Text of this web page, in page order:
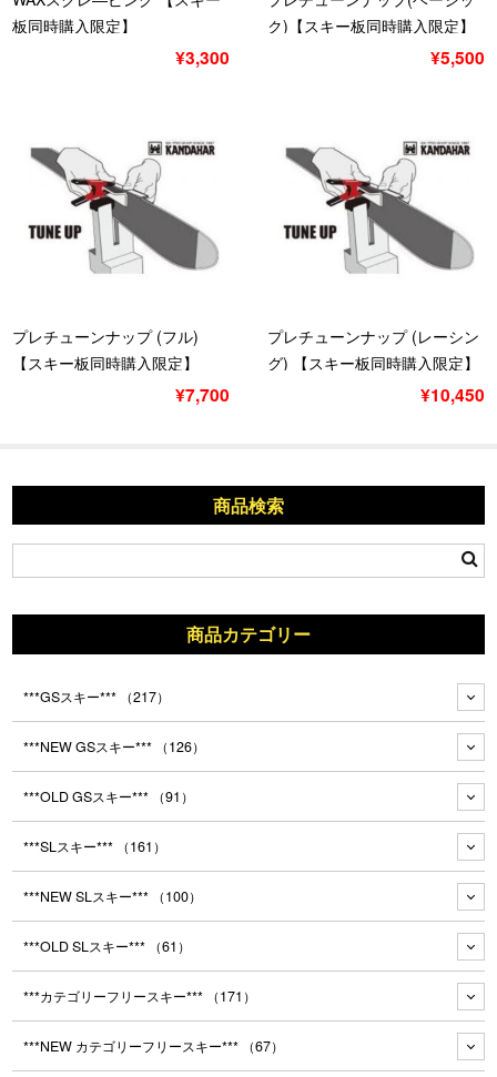
板同時購入限定】
¥3,300
ク)【スキー板同時購入限定】
¥5,500
プレチューンナップ (フル)
【スキー板同時購入限定】
¥7,700
プレチューンナップ (レーシン
グ) 【スキー板同時購入限定】
¥10,450
商品検索
商品カテゴリー
***GSスキー*** （217）
***NEW GSスキー*** （126）
***OLD GSスキー*** （91）
***SLスキー*** （161）
***NEW SLスキー*** （100）
***OLD SLスキー*** （61）
***カテゴリーフリースキー*** （171）
***NEW カテゴリーフリースキー*** （67）